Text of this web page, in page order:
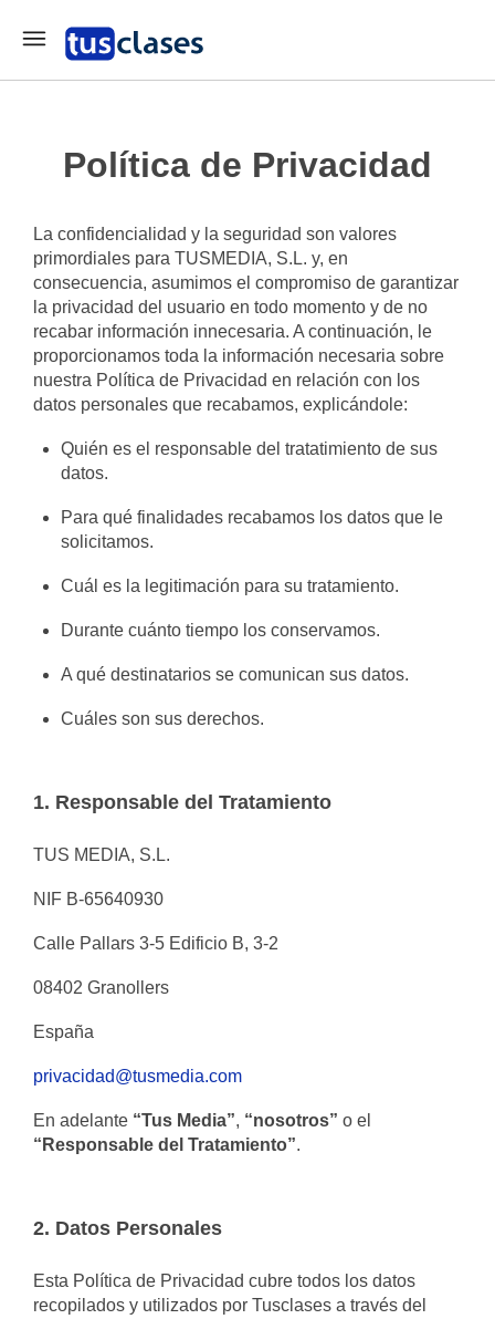
Política de Privacidad
La confidencialidad y la seguridad son valores
primordiales para TUSMEDIA, S.L. y, en
consecuencia, asumimos el compromiso de garantizar
la privacidad del usuario en todo momento y de no
recabar información innecesaria. A continuación, le
proporcionamos toda la información necesaria sobre
nuestra Política de Privacidad en relación con los
datos personales que recabamos, explicándole:
Quién es el responsable del tratatimiento de sus
datos.
Para qué finalidades recabamos los datos que le
solicitamos.
Cuál es la legitimación para su tratamiento.
Durante cuánto tiempo los conservamos.
A qué destinatarios se comunican sus datos.
Cuáles son sus derechos.
1. Responsable del Tratamiento
TUS MEDIA, S.L.
NIF B-65640930
Calle Pallars 3-5 Edificio B, 3-2
08402 Granollers
España
privacidad@tusmedia.com
En adelante “Tus Media”, “nosotros” o el
“Responsable del Tratamiento”.
2. Datos Personales
Esta Política de Privacidad cubre todos los datos
recopilados y utilizados por Tusclases a través del